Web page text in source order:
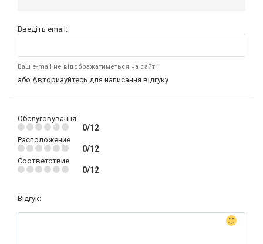
Введіть email:
Ваш e-mail не відображатиметься на сайті
або Авторизуйтесь для написання відгуку
Обслуговування
0/12
Расположение
0/12
Соответствие
0/12
Відгук: